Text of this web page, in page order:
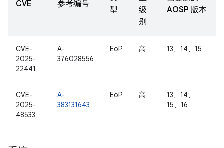
CVE 参考编号
型
级
别
AOSP 版本
CVE-
2025-
22441
A-
376028556
EoP 高 13、14、15
CVE-
2025-
48533
A-
383131643
EoP 高
13、14、
15、16